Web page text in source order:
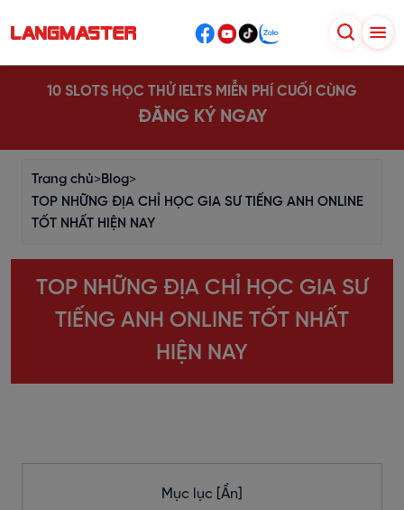
10 SLOTS HỌC THỬ IELTS MIỄN PHÍ CUỐI CÙNG
ĐĂNG KÝ NGAY
Trang chủ>Blog>
TOP NHỮNG ĐỊA CHỈ HỌC GIA SƯ TIẾNG ANH ONLINE
TỐT NHẤT HIỆN NAY
TOP NHỮNG ĐỊA CHỈ HỌC GIA SƯ
TIẾNG ANH ONLINE TỐT NHẤT
HIỆN NAY
Mục lục [Ẩn]